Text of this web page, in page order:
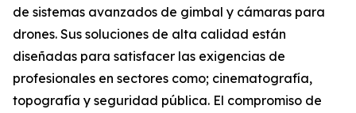
de sistemas avanzados de gimbal y cámaras para
drones. Sus soluciones de alta calidad están
diseñadas para satisfacer las exigencias de
profesionales en sectores como; cinematografía,
topografía y seguridad pública. El compromiso de